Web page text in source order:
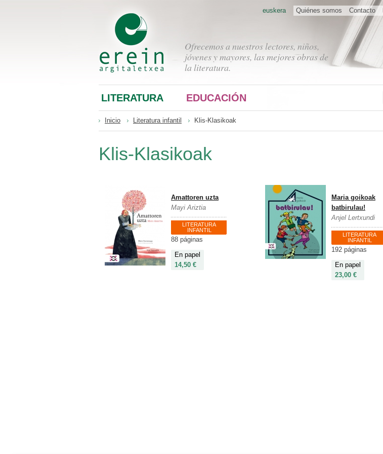
Ofrecemos a nuestros lectores, niños,
jóvenes y mayores, las mejores obras de
la literatura.
Quiénes somos Contacto
euskera
LITERATURA EDUCACIÓN
Inicio Literatura infantil Klis-Klasikoak
Klis-Klasikoak
Amattoren uzta
Mayi Ariztia
LITERATURA
INFANTIL
88 páginas
En papel
14,50 €
Maria goikoak
batbirulau!
Anjel Lertxundi
LITERATURA
INFANTIL
192 páginas
En papel
23,00 €